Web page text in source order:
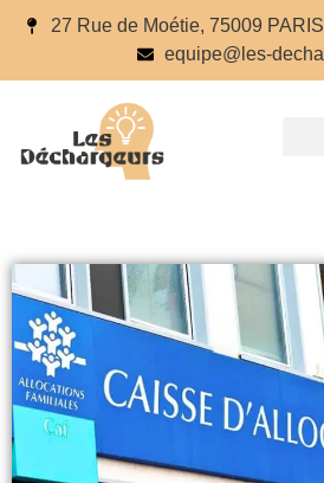
27 Rue de Moétie, 75009 PARIS
equipe@les-